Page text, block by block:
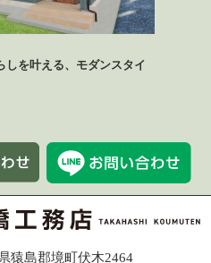
しを叶える、モダンスタイ
猿島郡境町伏木2464